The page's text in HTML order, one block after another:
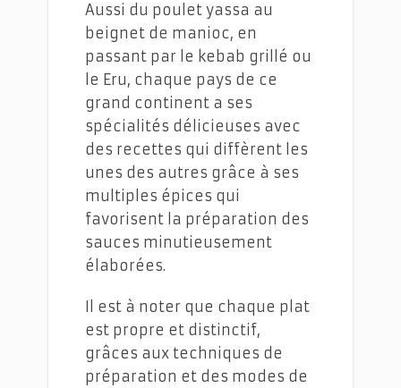
Aussi du poulet yassa au
beignet de manioc, en
passant par le kebab grillé ou
le Eru, chaque pays de ce
grand continent a ses
spécialités délicieuses avec
des recettes qui diffèrent les
unes des autres grâce à ses
multiples épices qui
favorisent la préparation des
sauces minutieusement
élaborées.
Il est à noter que chaque plat
est propre et distinctif,
grâces aux techniques de
préparation et des modes de